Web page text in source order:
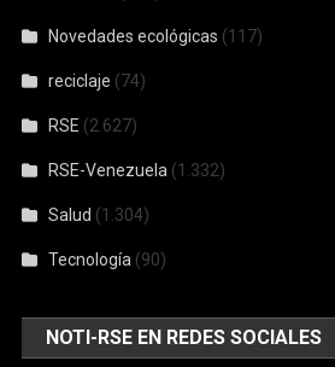
Novedades ecológicas (117)
reciclaje (74)
RSE (2.627)
RSE-Venezuela (1.332)
Salud (1.304)
Tecnología (90)
NOTI-RSE EN REDES SOCIALES